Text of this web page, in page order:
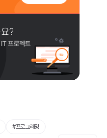
#프로그래밍